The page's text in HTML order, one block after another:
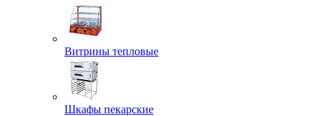
Витрины тепловые
Шкафы пекарские